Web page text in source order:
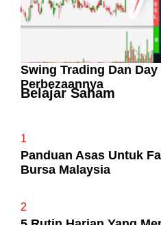
Swing Trading Dan
Perbezaannya
Belajar Saham
1
Panduan Asas Untuk
Bursa Malaysia
2